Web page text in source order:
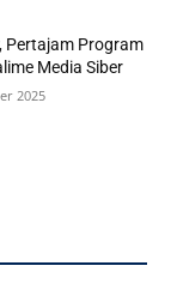
Pertajam Program
Media Siber
2025